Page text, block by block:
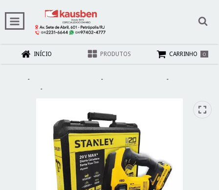
INÍCIO PRODUTOS CARRINHO 0
- - -
-